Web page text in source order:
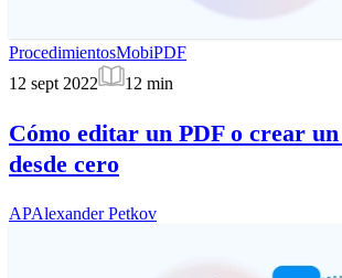
ProcedimientosMobiPDF
12 sept 2022
12 min
Cómo editar un PDF o crear
desde cero
APAlexander Petkov